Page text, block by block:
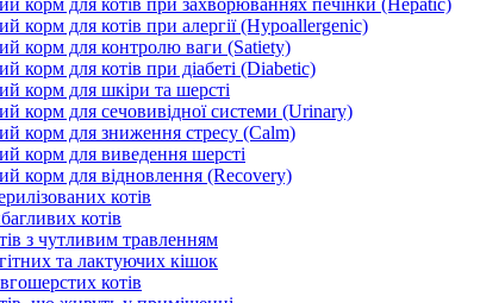
корм для котів при захворюваннях печінки (Hepatic)
корм для котів при алергії (Hypoallergenic)
корм для контролю ваги (Satiety)
корм для котів при діабеті (Diabetic)
корм для шкіри та шерсті
корм для сечовивідної системи (Urinary)
корм для зниження стресу (Calm)
корм для виведення шерсті
корм для відновлення (Recovery)
котів
котів
з чутливим травленням
та лактуючих кішок
котів